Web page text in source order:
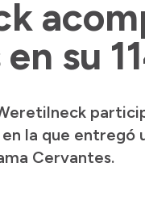
su
la que entregó
Cervantes.